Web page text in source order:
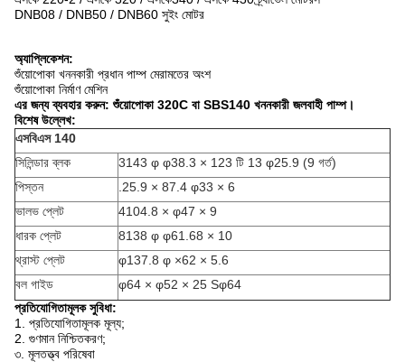
DNB08 / DNB50 / DNB60 সুইং মোটর
অ্যাপ্লিকেশন:
শুঁয়োপোকা খননকারী প্রধান পাম্প মেরামতের অংশ
শুঁয়োপোকা নির্মাণ মেশিন
এর জন্য ব্যবহার করুন: শুঁয়োপোকা 320C বা SBS140 খননকারী জলবাহী পাম্প।
বিশেষ উল্লেখ:
এসবিএস 140
সিলিন্ডার ব্লক
3143 φ φ38.3 × 123 টি 13 φ25.9 (9 গর্ত)
পিস্তন
.25.9 × 87.4 φ33 × 6
ভালভ প্লেট
4104.8 × φ47 × 9
ধারক প্লেট
8138 φ φ61.68 × 10
থ্রাস্ট প্লেট
φ137.8 φ ×62 × 5.6
বল গাইড
φ64 × φ52 × 25 Sφ64
প্রতিযোগিতামূলক সুবিধা:
1. প্রতিযোগিতামূলক মূল্য;
2. গুণমান নিশ্চিতকরণ;
৩. মূলতত্ত্ব পরিষেবা